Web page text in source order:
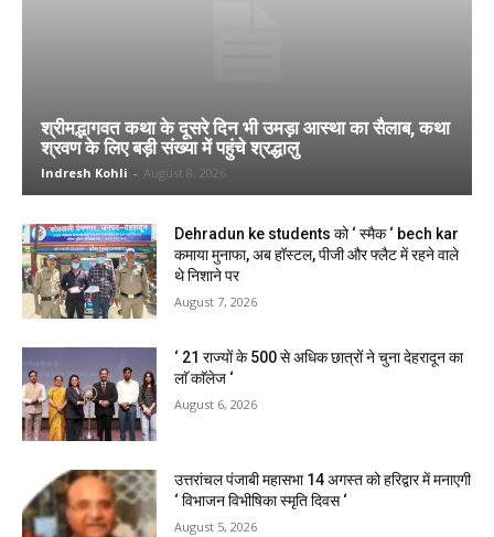
श्रीमद्भागवत कथा के दूसरे दिन भी उमड़ा आस्था का सैलाब, कथा
श्रवण के लिए बड़ी संख्या में पहुंचे श्रद्धालु
Indresh Kohli - August 8, 2026
Dehradun ke students को ‘ स्मैक ‘ bech kar
कमाया मुनाफा, अब हॉस्टल, पीजी और फ्लैट में रहने वाले
थे निशाने पर
August 7, 2026
‘ 21 राज्यों के 500 से अधिक छात्रों ने चुना देहरादून का
लाॅ काॅलेज ‘
August 6, 2026
उत्तरांचल पंजाबी महासभा 14 अगस्त को हरिद्वार में मनाएगी
‘ विभाजन विभीषिका स्मृति दिवस ‘
August 5, 2026